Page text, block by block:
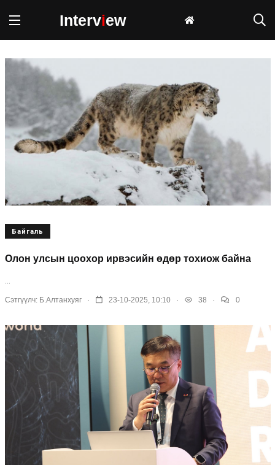
Interview
Байгаль
Олон улсын цоохор ирвэсийн өдөр тохиож байна
Сэтгүүлч: Б.Алтанхуяг . 23-10-2025, 10:10 . 38 . 0